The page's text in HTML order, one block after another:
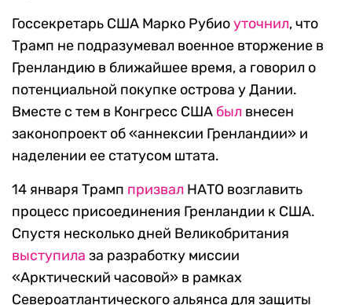
Госсекретарь США Марко Рубиоуточнил, что
Трамп не подразумевал военное вторжение в
Гренландию в ближайшее время, а говорил о
потенциальной покупке острова у Дании.
Вместе с тем в Конгресс США был внесен
законопроект об «аннексии Гренландии» и
наделении ее статусом штата.
14 января Трамп призвал НАТО возглавить
процесс присоединения Гренландии к США.
Спустя несколько дней Великобритания
выступила за разработку миссии
«Арктический часовой» в рамках
Североатлантического альянса для защиты